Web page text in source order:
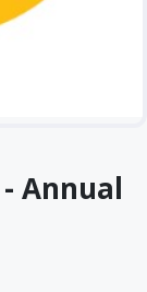
Annual